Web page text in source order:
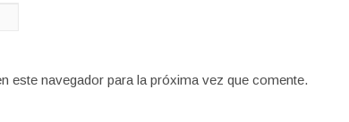
este navegador para la próxima vez que comente.